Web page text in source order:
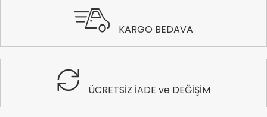
KARGO BEDAVA
ÜCRETSİZ İADE ve DEĞİŞİM